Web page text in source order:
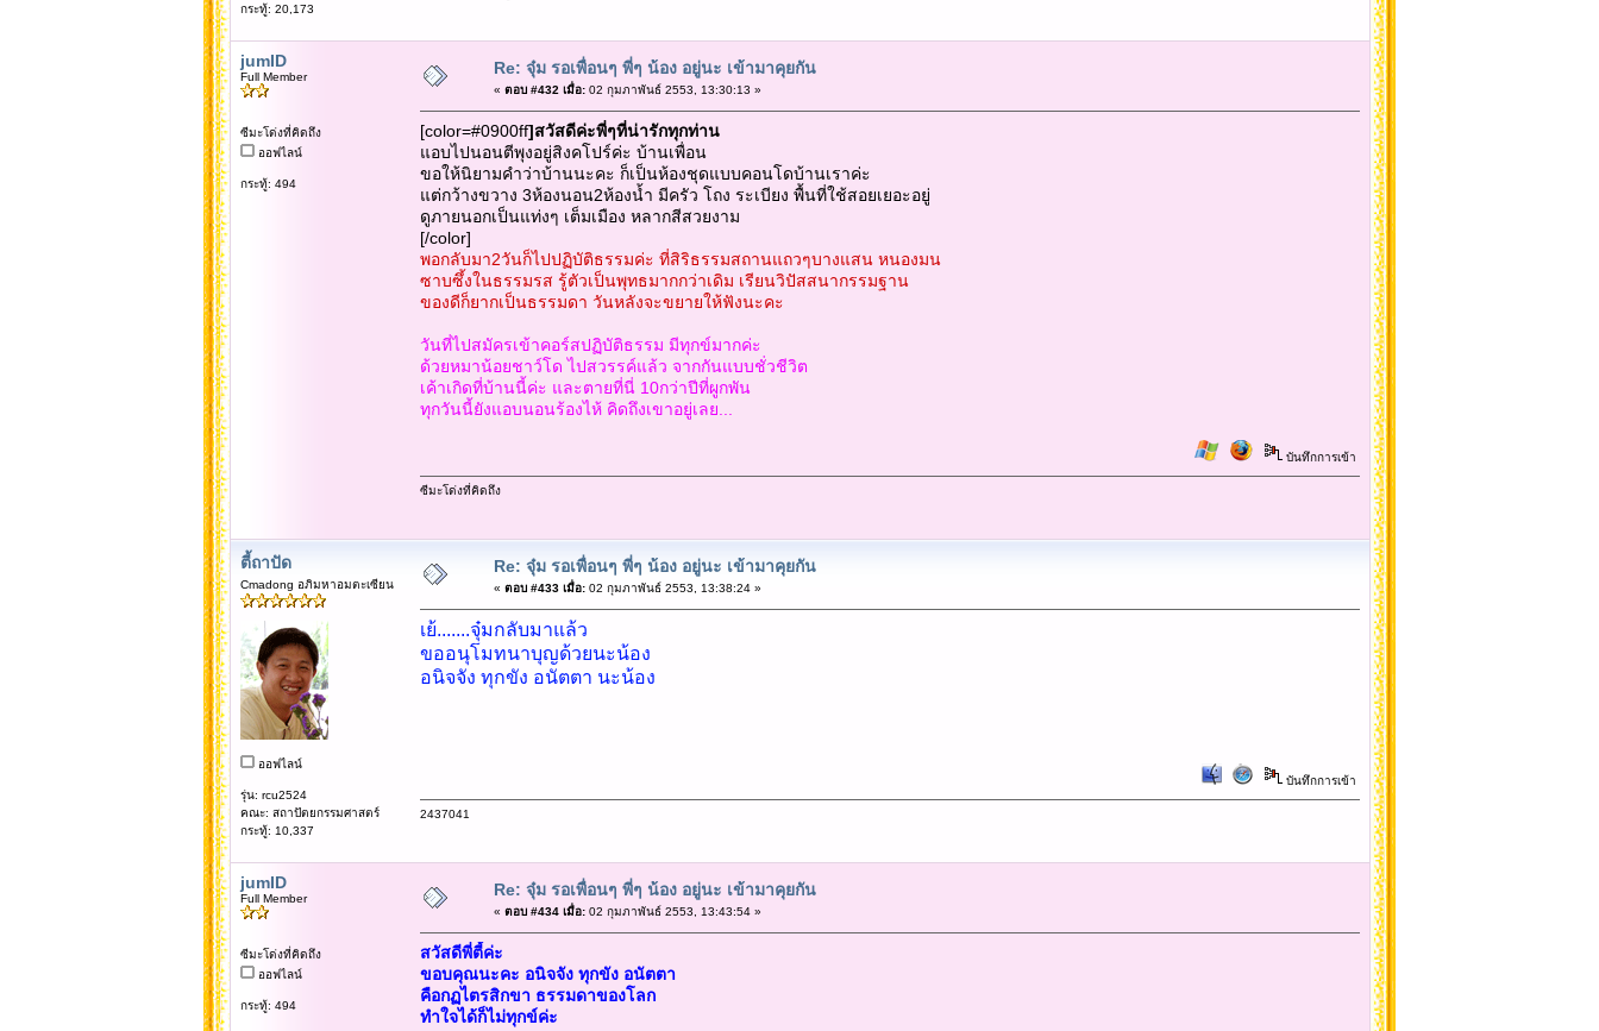
กระทู้: 20,173
jumID
Full Member
ซีมะโด่งที่คิดถึง
ออฟไลน์
กระทู้: 494
Re: จุ๋ม รอเพื่อนๆ พี่ๆ น้อง อยู่นะ เข้ามาคุยกัน
« ตอบ #432 เมื่อ:02 กุมภาพันธ์ 2553, 13:30:13 »
[color=#0900ff]สวัสดีค่ะพี่ๆที่น่ารักทุกท่าน
แอบไปนอนตีพุงอยู่สิงคโปร์ค่ะ บ้านเพื่อน
ขอให้นิยามคำว่าบ้านนะคะ ก็เป็นห้องชุดแบบคอนโดบ้านเราค่ะ
แต่กว้างขวาง 3ห้องนอน2ห้องน้ำ มีครัว โถง ระเบียง พื้นที่ใช้สอยเยอะอยู่
ดูภายนอกเป็นแท่งๆ เต็มเมือง หลากสีสวยงาม
[/color]
พอกลับมา2วันก็ไปปฏิบัติธรรมค่ะ ที่สิริธรรมสถานแถวๆบางแสน หนองมน
ซาบซึ้งในธรรมรส รู้ตัวเป็นพุทธมากกว่าเดิม เรียนวิปัสสนากรรมฐาน
ของดีก็ยากเป็นธรรมดา วันหลังจะขยายให้ฟังนะคะ
วันที่ไปสมัครเข้าคอร์สปฏิบัติธรรม มีทุกข์มากค่ะ
ด้วยหมาน้อยชาว์โด ไปสวรรค์แล้ว จากกันแบบชั่วชีวิต
เค้าเกิดที่บ้านนี้ค่ะ และตายที่นี่ 10กว่าปีที่ผูกพัน
ทุกวันนี้ยังแอบนอนร้องไห้ คิดถึงเขาอยู่เลย...
บันทึกการเข้า
ซีมะโด่งที่คิดถึง
ตี้ถาปัด
Cmadong อภิมหาอมตะเซียน
ออฟไลน์
รุ่น: rcu2524
คณะ: สถาปัตยกรรมศาสตร์
กระทู้: 10,337
Re: จุ๋ม รอเพื่อนๆ พี่ๆ น้อง อยู่นะ เข้ามาคุยกัน
« ตอบ #433 เมื่อ:02 กุมภาพันธ์ 2553, 13:38:24 »
เย้.......จุ๋มกลับมาแล้ว
ขออนุโมทนาบุญด้วยนะน้อง
อนิจจัง ทุกขัง อนัตตา นะน้อง
บันทึกการเข้า
2437041
jumID
Full Member
ซีมะโด่งที่คิดถึง
ออฟไลน์
กระทู้: 494
Re: จุ๋ม รอเพื่อนๆ พี่ๆ น้อง อยู่นะ เข้ามาคุยกัน
« ตอบ #434 เมื่อ:02 กุมภาพันธ์ 2553, 13:43:54 »
สวัสดีพี่ตี้ค่ะ
ขอบคุณนะคะ อนิจจัง ทุกขัง อนัตตา
คือกฏไตรสิกขา ธรรมดาของโลก
ทำใจได้ก็ไม่ทุกข์ค่ะ